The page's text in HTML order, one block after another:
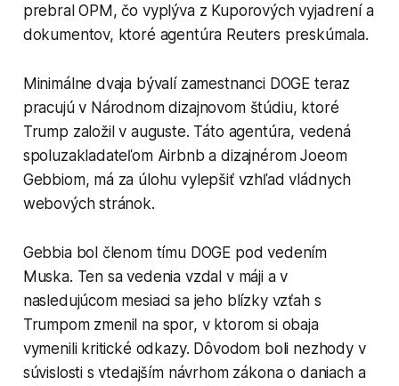
prebral OPM, čo vyplýva z Kuporových vyjadrení a
dokumentov, ktoré agentúra Reuters preskúmala.
Minimálne dvaja bývalí zamestnanci DOGE teraz
pracujú v Národnom dizajnovom štúdiu, ktoré
Trump založil v auguste. Táto agentúra, vedená
spoluzakladateľom Airbnb a dizajnérom Joeom
Gebbiom, má za úlohu vylepšiť vzhľad vládnych
webových stránok.
Gebbia bol členom tímu DOGE pod vedením
Muska. Ten sa vedenia vzdal v máji a v
nasledujúcom mesiaci sa jeho blízky vzťah s
Trumpom zmenil na spor, v ktorom si obaja
vymenili kritické odkazy. Dôvodom boli nezhody v
súvislosti s vtedajším návrhom zákona o daniach a